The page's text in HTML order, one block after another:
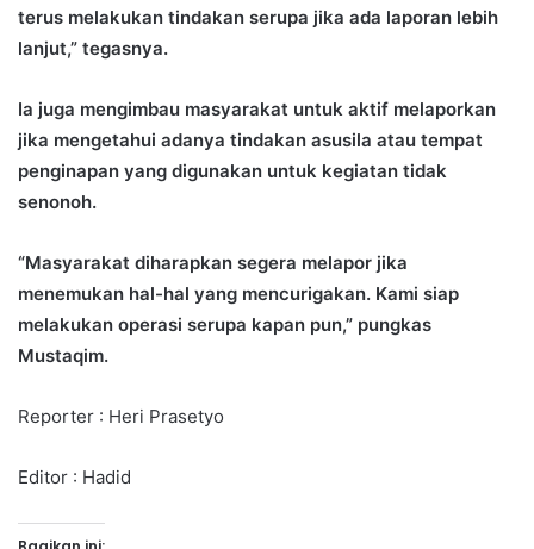
terus melakukan tindakan serupa jika ada laporan lebih
lanjut,” tegasnya.
Ia juga mengimbau masyarakat untuk aktif melaporkan
jika mengetahui adanya tindakan asusila atau tempat
penginapan yang digunakan untuk kegiatan tidak
senonoh.
“Masyarakat diharapkan segera melapor jika
menemukan hal-hal yang mencurigakan. Kami siap
melakukan operasi serupa kapan pun,” pungkas
Mustaqim.
Reporter : Heri Prasetyo
Editor : Hadid